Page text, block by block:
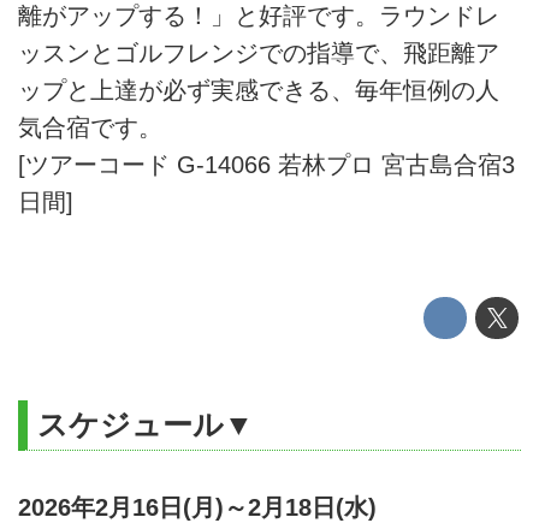
離がアップする！」と好評です。ラウンドレ
ッスンとゴルフレンジでの指導で、飛距離ア
ップと上達が必ず実感できる、毎年恒例の人
気合宿です。
[ツアーコード G-14066 若林プロ 宮古島合宿3
日間]
スケジュール▼
2026年2月16日(月)～2月18日(水)